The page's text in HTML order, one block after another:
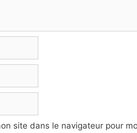
site dans le navigateur pour